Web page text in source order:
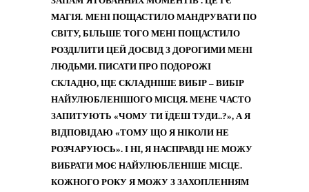
МАГІЯ. МЕНІ ПОЩАСТИЛО МАНДРУВАТИ ПО
СВІТУ, БІЛЬШЕ ТОГО МЕНІ ПОЩАСТИЛО
РОЗДІЛИТИ ЦЕЙ ДОСВІД З ДОРОГИМИ МЕНІ
ЛЮДЬМИ. ПИСАТИ ПРО ПОДОРОЖІ
СКЛАДНО, ЩЕ СКЛАДНІШЕ ВИБІР – ВИБІР
НАЙУЛЮБЛЕНІШОГО МІСЦЯ. МЕНЕ ЧАСТО
ЗАПИТУЮТЬ «ЧОМУ ТИ ЇДЕШ ТУДИ..?», А Я
ВІДПОВІДАЮ «ТОМУ ЩО Я НІКОЛИ НЕ
РОЗЧАРУЮСЬ». І НІ, Я НАСПРАВДІ НЕ МОЖУ
ВИБРАТИ МОЄ НАЙУЛЮБЛЕНІШЕ МІСЦЕ.
КОЖНОГО РОКУ Я МОЖУ З ЗАХОПЛЕННЯМ